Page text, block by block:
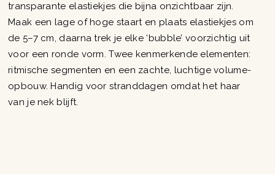
transparante elastiekjes die bijna onzichtbaar zijn.
Maak een lage of hoge staart en plaats elastiekjes om
de 5–7 cm, daarna trek je elke ‘bubble’ voorzichtig uit
voor een ronde vorm. Twee kenmerkende elementen:
ritmische segmenten en een zachte, luchtige volume-
opbouw. Handig voor stranddagen omdat het haar
van je nek blijft.